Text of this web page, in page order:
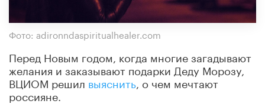
Фото: adironndaspiritualhealer.com
Перед Новым годом, когда многие загадывают
желания и заказывают подарки Деду Морозу,
ВЦИОМ решил выяснить , о чем мечтают
россияне.